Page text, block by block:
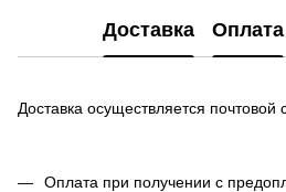
Доставка Оплата
Доставка осуществляется
Оплата при получении с